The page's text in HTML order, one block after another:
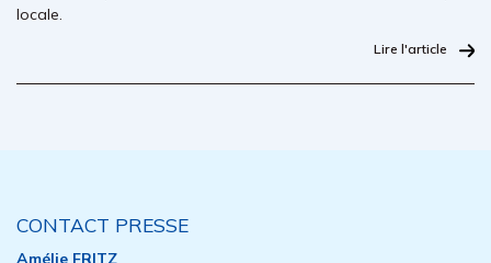
locale.
Lire l'article
CONTACT PRESSE
Amélie FRITZ